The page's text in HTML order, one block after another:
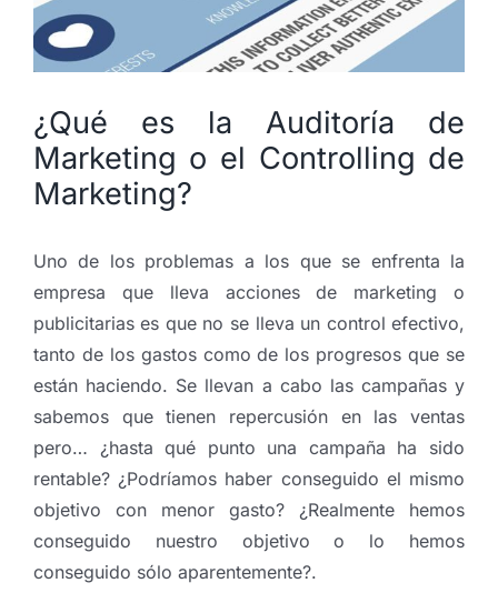
¿Qué es la Auditoría de
Marketing o el Controlling de
Marketing?
Uno de los problemas a los que se enfrenta la
empresa que lleva acciones de marketing o
publicitarias es que no se lleva un control efectivo,
tanto de los gastos como de los progresos que se
están haciendo. Se llevan a cabo las campañas y
sabemos que tienen repercusión en las ventas
pero… ¿hasta qué punto una campaña ha sido
rentable? ¿Podríamos haber conseguido el mismo
objetivo con menor gasto? ¿Realmente hemos
conseguido nuestro objetivo o lo hemos
conseguido sólo aparentemente?.